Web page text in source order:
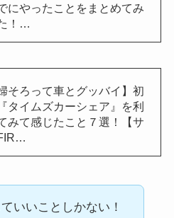
にやったことをまとめてみ
！…
そろって車とグッバイ】初
タイムズカーシェア』を利
みて感じたこと７選！【サ
いいことしかない！